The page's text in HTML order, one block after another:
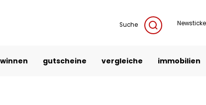
Suche
gutscheine vergleiche immobilien